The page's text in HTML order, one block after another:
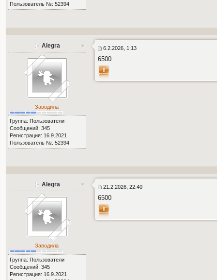
Пользователь №: 52394
Alegra
Заводила
Группа: Пользователи
Сообщений: 345
Регистрация: 16.9.2021
Пользователь №: 52394
6.2.2026, 1:13
6500
Alegra
Заводила
Группа: Пользователи
Сообщений: 345
Регистрация: 16.9.2021
21.2.2026, 22:40
6500